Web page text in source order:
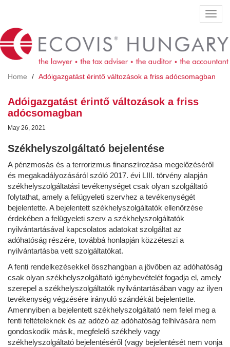
content
Home Adóigazgatást érintő változások a friss adócsomagban
Adóigazgatást érintő változások a friss
adócsomagban
May 26, 2021
Székhelyszolgáltató bejelentése
A pénzmosás és a terrorizmus finanszírozása megelőzéséről
és megakadályozásáról szóló 2017. évi LIII. törvény alapján
székhelyszolgáltatási tevékenységet csak olyan szolgáltató
folytathat, amely a felügyeleti szervhez a tevékenységét
bejelentette. A bejelentett székhelyszolgáltatók ellenőrzése
érdekében a felügyeleti szerv a székhelyszolgáltatók
nyilvántartásával kapcsolatos adatokat szolgáltat az
adóhatóság részére, továbbá honlapján közzéteszi a
nyilvántartásba vett szolgáltatókat.
A fenti rendelkezésekkel összhangban a jövőben az adóhatóság
csak olyan székhelyszolgáltató igénybevételét fogadja el, amely
szerepel a székhelyszolgáltatók nyilvántartásában vagy az ilyen
tevékenység végzésére irányuló szándékát bejelentette.
Amennyiben a bejelentett székhelyszolgáltató nem felel meg a
fenti feltételeknek és az adózó az adóhatóság felhívására nem
gondoskodik másik, megfelelő székhely vagy
székhelyszolgáltató bejelentéséről (vagy bejelentését nem vonja